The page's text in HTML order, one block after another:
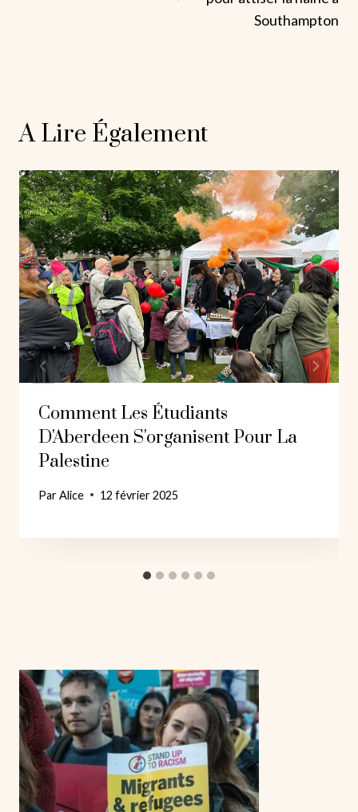
Southampton
A Lire Également
Comment Les Étudiants
D'Aberdeen S'organisent Pour La
Palestine
ParAlice 12 février 2025